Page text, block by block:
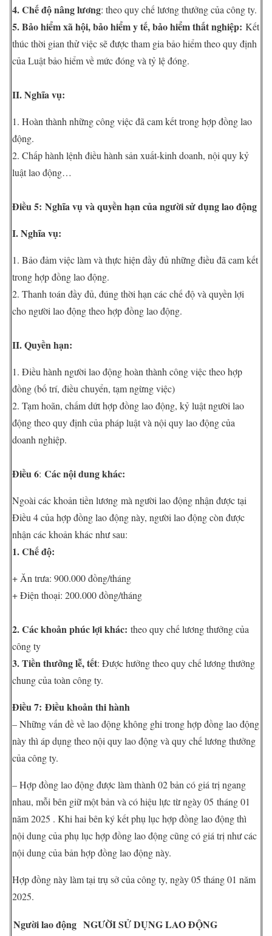
4. Chế độ nâng lương: theo quy chế lương thưởng của công ty.
5. Bảo hiểm xã hội, bảo hiểm y tế, bảo hiểm thất nghiệp: Kết
thúc thời gian thử việc sẽ được tham gia bảo hiểm theo quy định
của Luật bảo hiểm về mức đóng và tỷ lệ đóng.
II. Nghĩa vụ:
1. Hoàn thành những công việc đã cam kết trong hợp đồng lao
động.
2. Chấp hành lệnh điều hành sản xuất-kinh doanh, nội quy kỷ
luật lao động…
Điều 5: Nghĩa vụ và quyền hạn của người sử dụng lao động
I. Nghĩa vụ:
1. Bảo đảm việc làm và thực hiện đầy đủ những điều đã cam kết
trong hợp đồng lao động.
2. Thanh toán đầy đủ, đúng thời hạn các chế độ và quyền lợi
cho người lao động theo hợp đồng lao động.
II. Quyền hạn:
1. Điều hành người lao động hoàn thành công việc theo hợp
đồng (bố trí, điều chuyển, tạm ngừng việc)
2. Tạm hoãn, chấm dứt hợp đồng lao động, kỷ luật người lao
động theo quy định của pháp luật và nội quy lao động của
doanh nghiệp.
Điều 6: Các nội dung khác:
Ngoài các khoản tiền lương mà người lao động nhận được tại
Điều 4 của hợp đồng lao động này, người lao động còn được
nhận các khoản khác như sau:
1. Chế độ:
+ Ăn trưa: 900.000 đồng/tháng
+ Điện thoại: 200.000 đồng/tháng
2. Các khoản phúc lợi khác: theo quy chế lương thưởng của
công ty
3. Tiền thưởng lễ, tết: Được hưởng theo quy chế lương thưởng
chung của toàn công ty.
Điều 7: Điều khoản thi hành
– Những vấn đề về lao động không ghi trong hợp đồng lao động
này thì áp dụng theo nội quy lao động và quy chế lương thưởng
của công ty.
– Hợp đồng lao động được làm thành 02 bản có giá trị ngang
nhau, mỗi bên giữ một bản và có hiệu lực từ ngày 05 tháng 01
năm 2025 . Khi hai bên ký kết phụ lục hợp đồng lao động thì
nội dung của phụ lục hợp đồng lao động cũng có giá trị như các
nội dung của bản hợp đồng lao động này.
Hợp đồng này làm tại trụ sở của công ty, ngày 05 tháng 01 năm
2025.
Người lao động NGƯỜI SỬ DỤNG LAO ĐỘNG